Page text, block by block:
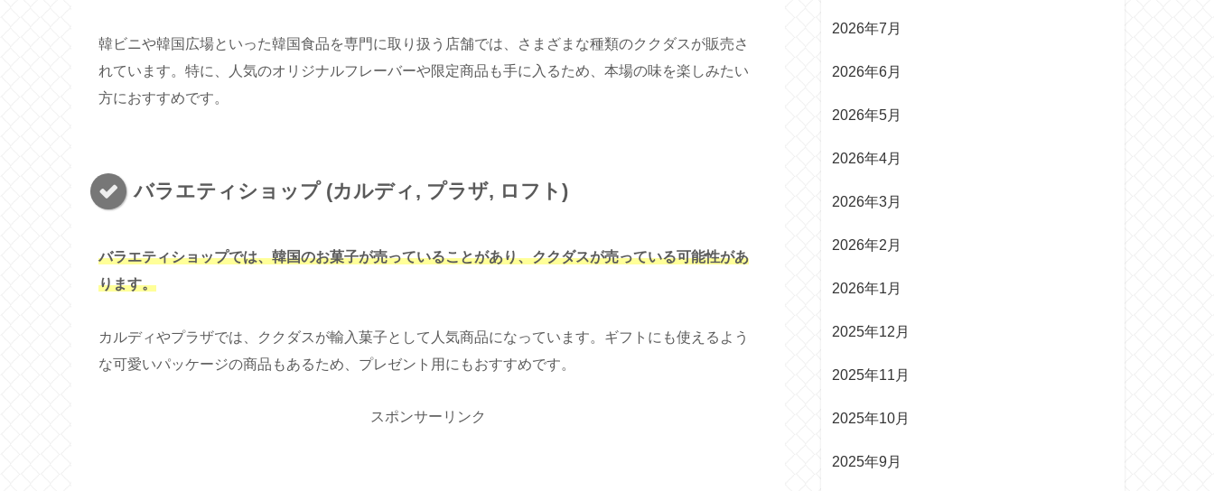
韓ビニや韓国広場といった韓国食品を専門に取り扱う店舗では、さまざまな種類のククダスが販売さ
れています。特に、人気のオリジナルフレーバーや限定商品も手に入るため、本場の味を楽しみたい
方におすすめです。
バラエティショップ (カルディ, プラザ, ロフト)
バラエティショップでは、韓国のお菓子が売っていることがあり、ククダスが売っている可能性があ
ります。
カルディやプラザでは、ククダスが輸入菓子として人気商品になっています。ギフトにも使えるよう
な可愛いパッケージの商品もあるため、プレゼント用にもおすすめです。
スポンサーリンク
2026年7月
2026年6月
2026年5月
2026年4月
2026年3月
2026年2月
2026年1月
2025年12月
2025年11月
2025年10月
2025年9月